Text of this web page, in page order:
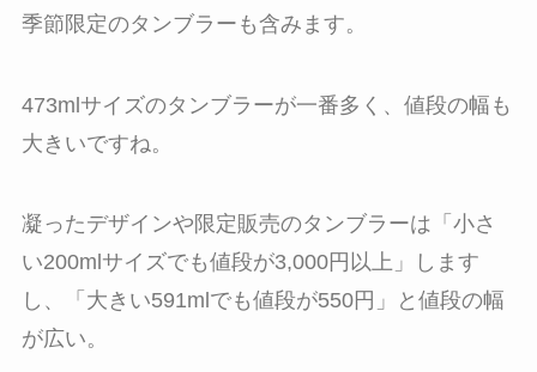
季節限定のタンブラーも含みます。
473mlサイズのタンブラーが一番多く、値段の幅も
大きいですね。
凝ったデザインや限定販売のタンブラーは「小さ
い200mlサイズでも値段が3,000円以上」します
し、「大きい591mlでも値段が550円」と値段の幅
が広い。